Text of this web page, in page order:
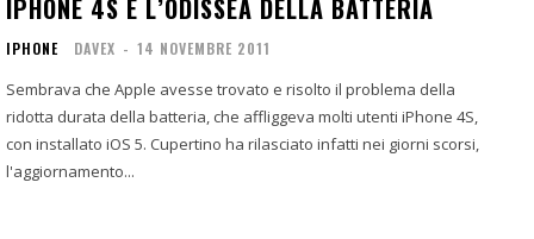
IPHONE 4S E L’ODISSEA DELLA BATTERIA
IPHONE DAVEX - 14 NOVEMBRE 2011
Sembrava che Apple avesse trovato e risolto il problema della
ridotta durata della batteria, che affliggeva molti utenti iPhone 4S,
con installato iOS 5. Cupertino ha rilasciato infatti nei giorni scorsi,
l'aggiornamento...